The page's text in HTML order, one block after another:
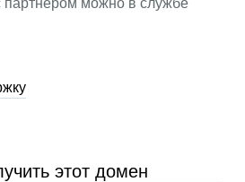
партнером можно в службе
этот домен